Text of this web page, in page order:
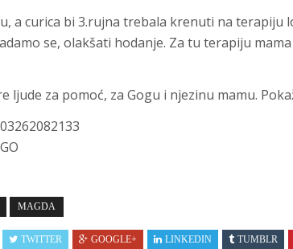
a curica bi 3.rujna trebala krenuti na terapiju
se, olakšati hodanje. Za tu terapiju
ljude za pomoć, za Gogu i njezinu mamu.
MAGDA
TWITTER GOOGLE+ LINKEDIN TUMBLR